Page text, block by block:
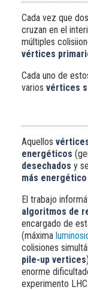
Cada vez que
cruzan en el
múltiples
vértices
Cada uno de
varios vértices
Aquellos
energéticos
desechados y
más energético
El trabajo
algoritmos de
encargado de
(máxima
colisiones
pile-up vertices
enorme
experimento LHC.